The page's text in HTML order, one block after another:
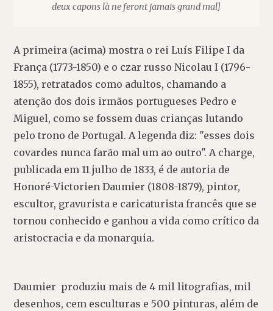
deux capons là ne feront jamais grand mal]
A primeira (acima) mostra o rei Luís Filipe I da
França (1773-1850) e o czar russo Nicolau I (1796-
1855), retratados como adultos, chamando a
atenção dos dois irmãos portugueses Pedro e
Miguel, como se fossem duas crianças lutando
pelo trono de Portugal. A legenda diz: "esses dois
covardes nunca farão mal um ao outro". A charge,
publicada em 11 julho de 1833, é de autoria de
Honoré-Victorien Daumier (1808-1879), pintor,
escultor, gravurista e caricaturista francês que se
tornou conhecido e ganhou a vida como crítico da
aristocracia e da monarquia.
Daumier  produziu mais de 4 mil litografias, mil
desenhos, cem esculturas e 500 pinturas, além de